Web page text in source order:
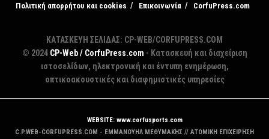
Πολιτική απορρήτου και cookies
Επικοινωνία CorfuPress.com
ΚΑΤΑΣΚΕΥΗ ΣΕΛΙΔΑΣ: CP-WEB/CORFUPRESS.COM
© 2024 CP-Web / CorfuPress.com - Κατασκευή και διαχείριση
ιστοσελίδων, ηλεκτρονική και έντυπη ενημέρωση,
οπτικοακουστικές και διαφημιστικές υπηρεσίες
WEBSITE: www.corfusports.com
C.P.WEB-CORFUPRESS.COM - ΕΜΜΑΝΟΥΗΛ ΜΕΘΥΜΑΚΗΣ // ΑΤΟΜΙΚΗ ΕΠΙΧΕΙΡΗΣΗ